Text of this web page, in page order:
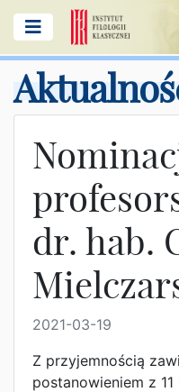
dr. hab.
2021-03-19
Z przyjemnością
postanowieniem z